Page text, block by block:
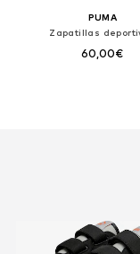
PUMA
Zapatillas
60,00€